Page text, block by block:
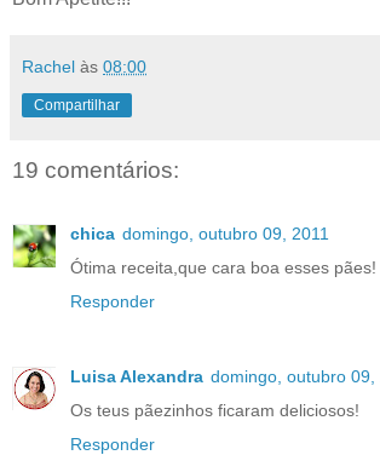
Rachel às 08:00
Compartilhar
19 comentários:
chica domingo, outubro 09, 2011
Ótima receita,que cara boa esses pães!
Responder
Luisa Alexandra domingo, outubro 09,
Os teus pãezinhos ficaram deliciosos!
Responder